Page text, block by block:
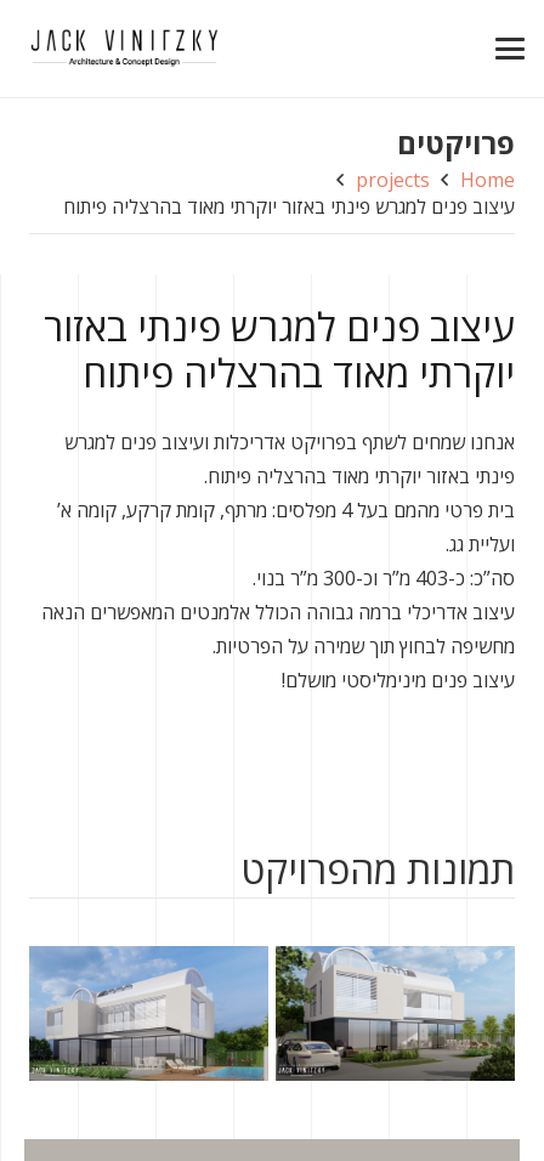
פרויקטים
Home
projects
עיצוב פנים למגרש פינתי באזור יוקרתי מאוד בהרצליה פיתוח
עיצוב פנים למגרש פינתי באזור
יוקרתי מאוד בהרצליה פיתוח
אנחנו שמחים לשתף בפרויקט אדריכלות ועיצוב פנים למגרש
פינתי באזור יוקרתי מאוד בהרצליה פיתוח.
בית פרטי מהמם בעל 4 מפלסים: מרתף, קומת קרקע, קומה א’
ועליית גג.
סה”כ: כ-403 מ”ר וכ-300 מ”ר בנוי.
עיצוב אדריכלי ברמה גבוהה הכולל אלמנטים המאפשרים הנאה
מחשיפה לבחוץ תוך שמירה על הפרטיות.
עיצוב פנים מינימליסטי מושלם!
תמונות מהפרויקט